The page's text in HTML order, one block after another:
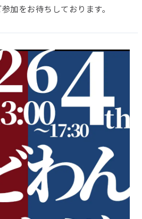
加をお待ちしております。